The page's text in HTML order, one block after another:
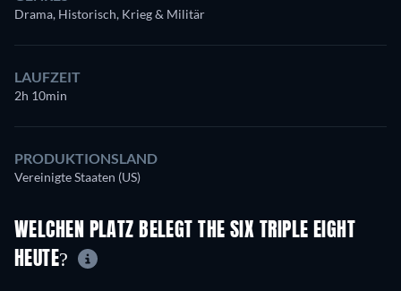
Drama, Historisch, Krieg & Militär
LAUFZEIT
2h 10min
PRODUKTIONSLAND
Vereinigte Staaten (US)
WELCHEN PLATZ BELEGT THE SIX TRIPLE EIGHT
HEUTE?